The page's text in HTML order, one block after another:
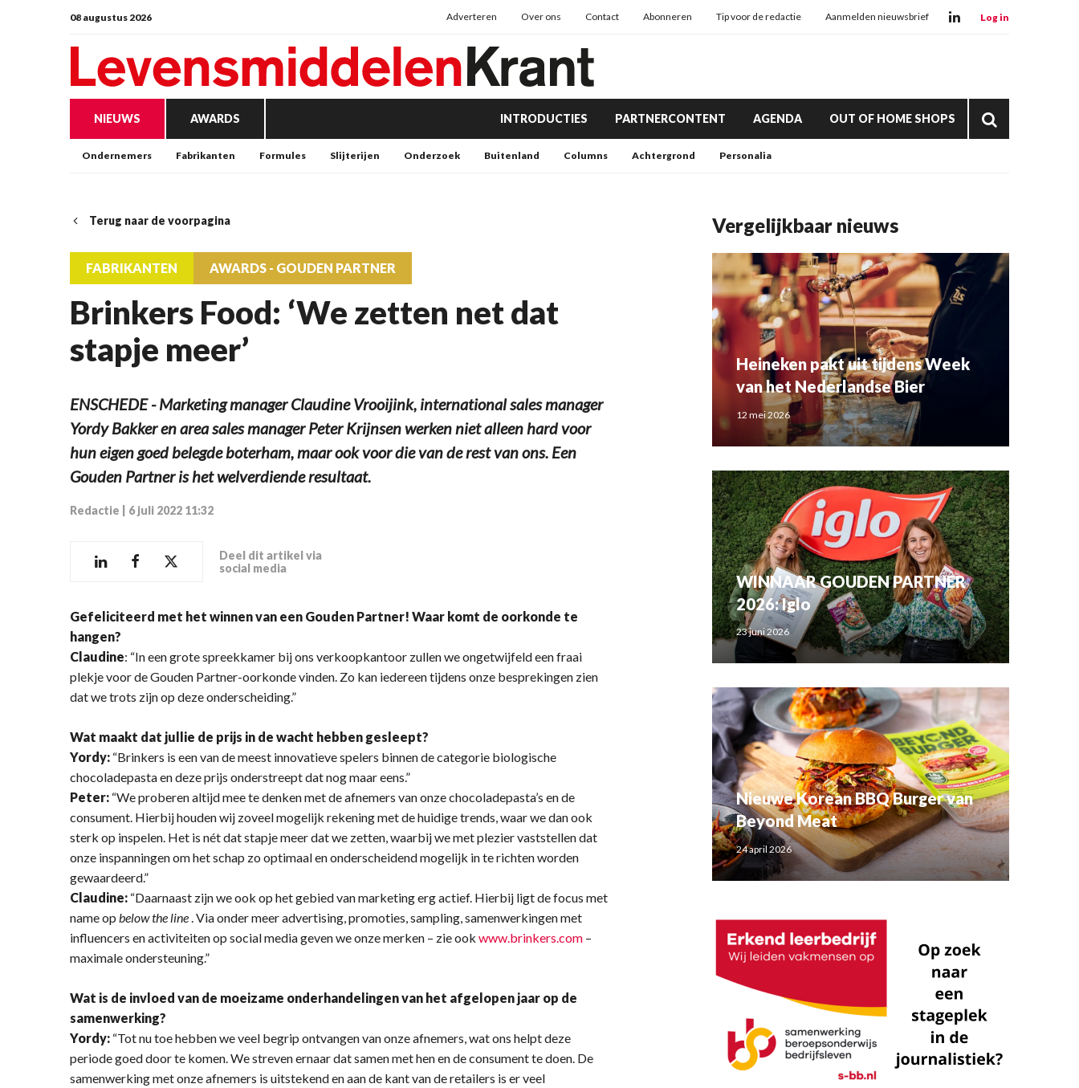
08 augustus 2026 Adverteren Over ons Contact Abonneren Tip voor de redactie Aanmelden nieuwsbrief Log in
NIEUWS AWARDS INTRODUCTIES PARTNERCONTENT AGENDA OUT OF HOME SHOPS
Ondernemers Fabrikanten Formules Slijterijen Onderzoek Buitenland Columns Achtergrond Personalia
Terug naar de voorpagina
FABRIKANTEN AWARDS - GOUDEN PARTNER
Brinkers Food: ‘We zetten net dat
stapje meer’
ENSCHEDE - Marketing manager Claudine Vrooijink, international sales manager
Yordy Bakker en area sales manager Peter Krijnsen werken niet alleen hard voor
hun eigen goed belegde boterham, maar ook voor die van de rest van ons. Een
Gouden Partner is het welverdiende resultaat.
Redactie 6 juli 2022 11:32
Deel dit artikel via
social media
Gefeliciteerd met het winnen van een Gouden Partner! Waar komt de oorkonde te
hangen?
Claudine: “In een grote spreekkamer bij ons verkoopkantoor zullen we ongetwijfeld een fraai
plekje voor de Gouden Partner-oorkonde vinden. Zo kan iedereen tijdens onze besprekingen zien
dat we trots zijn op deze onderscheiding.”
Wat maakt dat jullie de prijs in de wacht hebben gesleept?
Yordy: “Brinkers is een van de meest innovatieve spelers binnen de categorie biologische
chocoladepasta en deze prijs onderstreept dat nog maar eens.”
Peter: “We proberen altijd mee te denken met de afnemers van onze chocoladepasta’s en de
consument. Hierbij houden wij zoveel mogelijk rekening met de huidige trends, waar we dan ook
sterk op inspelen. Het is nét dat stapje meer dat we zetten, waarbij we met plezier vaststellen dat
onze inspanningen om het schap zo optimaal en onderscheidend mogelijk in te richten worden
gewaardeerd.”
Claudine: “Daarnaast zijn we ook op het gebied van marketing erg actief. Hierbij ligt de focus met
name op below the line. Via onder meer advertising, promoties, sampling, samenwerkingen met
influencers en activiteiten op social media geven we onze merken – zie ook www.brinkers.com –
maximale ondersteuning.”
Wat is de invloed van de moeizame onderhandelingen van het afgelopen jaar op de
samenwerking?
Yordy: “Tot nu toe hebben we veel begrip ontvangen van onze afnemers, wat ons helpt deze
periode goed door te komen. We streven ernaar dat samen met hen en de consument te doen. De
samenwerking met onze afnemers is uitstekend en aan de kant van de retailers is er veel
Vergelijkbaar nieuws
Heineken pakt uit tijdens Week
van het Nederlandse Bier
12 mei 2026
WINNAAR GOUDEN PARTNER
2026: Iglo
23 juni 2026
Nieuwe Korean BBQ Burger van
Beyond Meat
24 april 2026